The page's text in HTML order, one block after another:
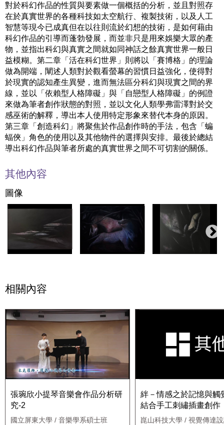
對於科幻作品的性質與要素做一個概括的分析，並且對照存
在於真實世界的各種科技如太空航行、複製技術，以及人工
智慧等現今已成真但在以往則流於幻想的技術，是如何藉由
科幻作品的引導而蓬勃發展，而並非只是用來娛樂大眾的產
物，並指出科幻與真實之間就如同神話之餘真實世界一般日
益模糊。第二章「活在科幻世界」則將以「賽博格」的理論
做為開端，闡述人類對於觀看螢幕的習慣日益強化，使得對
於現實的認知產生異變，進而無法區分科幻與現實之間的界
線，並以「依賴型人格障礙」與「自戀型人格障礙」的例證
來做為筆者創作狀態的對照，並以文化人類學弗雷澤對於交
感巫術的解釋，導出本人使用特定形象來替代本身的原因。
第三章「創造科幻」將聚焦於作品創作時的手法，包含「蝙
蝠俠」角色的使用以及其他物件的選擇與安排。最後於總結
導出科幻作品與筆者所處的真實世界之間不可切割的關係。
其他內容
圖像
相關內容
張琬欣小提琴音樂會作品分析研
究-2
國立屏東大學 / 音樂學系碩士班
絆－情感之於記憶與觸
結合手工刺繡插畫創作
崑山科技大學 / 視覺傳達